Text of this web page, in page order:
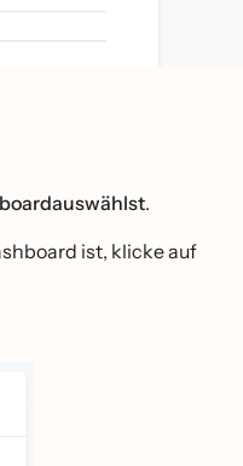
.
ist, klicke auf